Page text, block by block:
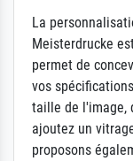
La
Meisterdrucke
permet de
vos
taille de l'image,
ajoutez un
proposons